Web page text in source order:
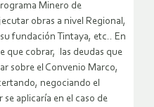
Minero de
obras a nivel Regional,
fundación Tintaya, etc.. En
que cobrar, las deudas que
sobre el Convenio Marco,
negociando el
aplicaría en el caso de